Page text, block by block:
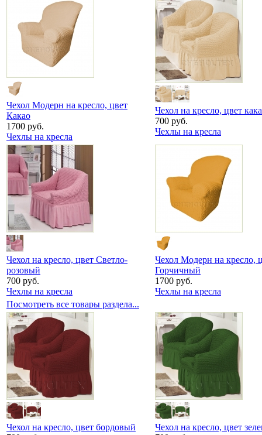
Чехол Модерн на кресло, цвет
Какао
1700 руб.
Чехлы на кресла
Чехол на кресло, цвет
700 руб.
Чехлы на кресла
Чехол на кресло, цвет Светло-
розовый
700 руб.
Чехлы на кресла
Чехол Модерн на кресло,
Горчичный
1700 руб.
Чехлы на кресла
Посмотреть все товары раздела...
Чехол на кресло, цвет бордовый
Чехол на кресло, цвет